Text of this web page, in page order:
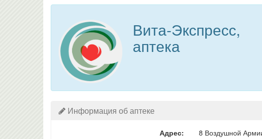
Вита-Экспресс,
аптека
Информация об аптеке
Адрес: 8 Воздушной